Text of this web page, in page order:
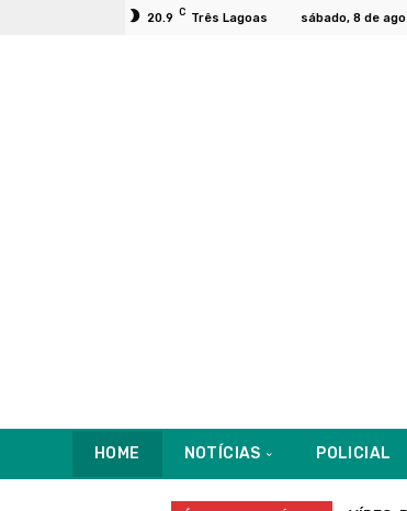
20.9 C Três Lagoas sábado, 8 de
HOME NOTÍCIAS POLICIAL